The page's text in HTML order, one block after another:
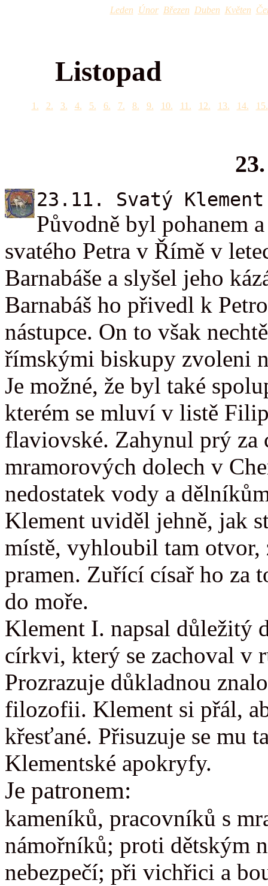
Leden Únor Březen Duben Květen
Listopad
1. 2. 3. 4. 5. 6. 7. 8. 9. 10. 11. 12. 13. 14. 15.
23.11. Svatý
Původně byl pohanem
svatého Petra v Římě v
Barnabáše a slyšel jeho
Barnabáš ho přivedl k
nástupce. On to však
římskými biskupy zvoleni
Je možné, že byl také
kterém se mluví v listě
flaviovské. Zahynul prý za
mramorových dolech v
nedostatek vody a
Klement uviděl jehně, jak
místě, vyhloubil tam otvor,
pramen. Zuřící císař ho za
do moře.
Klement I. napsal důležitý
církvi, který se zachoval v
Prozrazuje důkladnou
filozofii. Klement si přál,
křesťané. Přisuzuje se mu
Klementské apokryfy.
Je patronem:
kameníků, pracovníků s
námořníků; proti dětským
nebezpečí; při vichřici a